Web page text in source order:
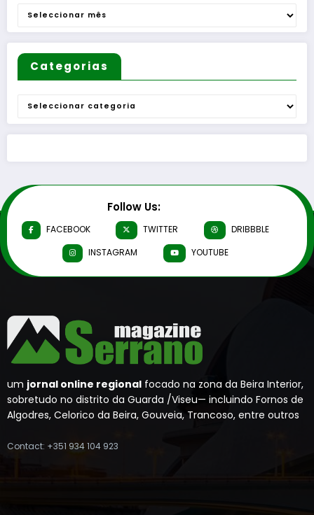
Arquivo
Categorias
Categorias
Follow Us:
FACEBOOK TWITTER
DRIBBBLE
INSTAGRAM
YOUTUBE
um jornal online regional focado na zona da Beira Interior,
sobretudo no distrito da Guarda /Viseu— incluindo Fornos de
Algodres, Celorico da Beira, Gouveia, Trancoso, entre outros
Contact: +351 934 104 923